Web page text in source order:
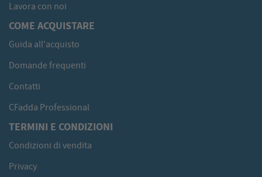
Lavora con noi
COME ACQUISTARE
Guida all'acquisto
Domande frequenti
Contatti
CFadda Professional
TERMINI E CONDIZIONI
Condizioni di vendita
Privacy